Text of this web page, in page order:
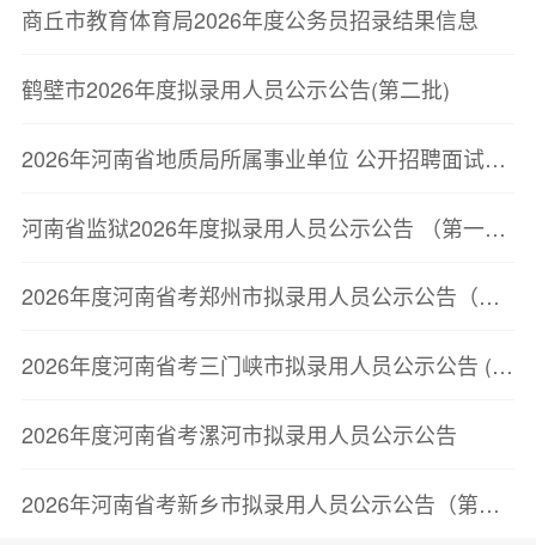
商丘市教育体育局2026年度公务员招录结果信息
鹤壁市2026年度拟录用人员公示公告(第二批)
2026年河南省地质局所属事业单位 公开招聘面试资格确认公告
河南省监狱2026年度拟录用人员公示公告 （第一批）
2026年度河南省考郑州市拟录用人员公示公告（第二批）
2026年度河南省考三门峡市拟录用人员公示公告 (第一批)
2026年度河南省考漯河市拟录用人员公示公告
2026年河南省考新乡市拟录用人员公示公告（第一批）